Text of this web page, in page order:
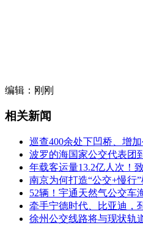
编辑：刚刚
相关新闻
巡查400余处下凹桥、增
波罗的海国家公交代表团
年载客运量13.2亿人次！
南京为何打造“公交+慢行
52辆！宇通天然气公交车
牵手宁德时代、比亚迪，
徐州公交线路将与现状轨